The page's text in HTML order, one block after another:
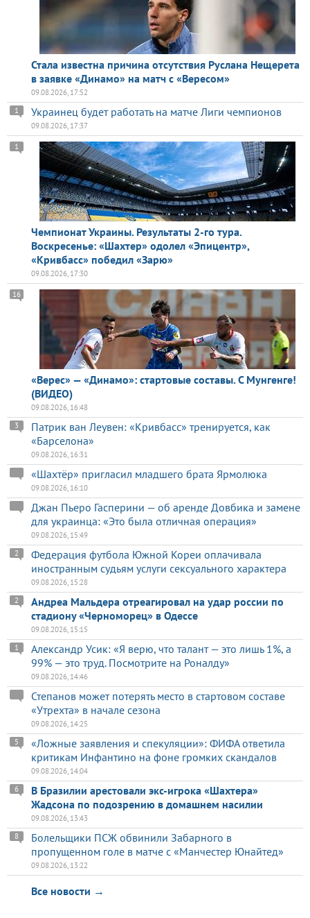
Стала известна причина отсутствия Руслана Нещерета
в заявке «Динамо» на матч с «Вересом»
09.08.2026, 17:52
Украинец будет работать на матче Лиги чемпионов
1
09.08.2026, 17:37
Чемпионат Украины. Результаты 2-го тура.
Воскресенье: «Шахтер» одолел «Эпицентр»,
«Кривбасс» победил «Зарю»
1
09.08.2026, 17:30
«Верес» — «Динамо»: стартовые составы. С Мунгенге!
(ВИДЕО)
16
09.08.2026, 16:48
Патрик ван Леувен: «Кривбасс» тренируется, как
«Барселона»
3
09.08.2026, 16:31
«Шахтёр» пригласил младшего брата Ярмолюка
09.08.2026, 16:10
Джан Пьеро Гасперини — об аренде Довбика и замене
для украинца: «Это была отличная операция»
09.08.2026, 15:49
Федерация футбола Южной Кореи оплачивала
иностранным судьям услуги сексуального характера
2
09.08.2026, 15:28
Андреа Мальдера отреагировал на удар россии по
стадиону «Черноморец» в Одессе
2
09.08.2026, 15:15
Александр Усик: «Я верю, что талант — это лишь 1%, а
99% — это труд. Посмотрите на Роналду»
1
09.08.2026, 14:46
Степанов может потерять место в стартовом составе
«Утрехта» в начале сезона
09.08.2026, 14:25
«Ложные заявления и спекуляции»: ФИФА ответила
критикам Инфантино на фоне громких скандалов
5
09.08.2026, 14:04
В Бразилии арестовали экс-игрока «Шахтера»
Жадсона по подозрению в домашнем насилии
6
09.08.2026, 13:43
Болельщики ПСЖ обвинили Забарного в
пропущенном голе в матче с «Манчестер Юнайтед»
8
09.08.2026, 13:22
Все новости →